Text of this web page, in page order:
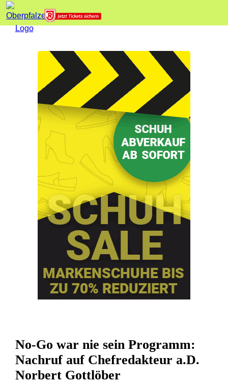
No-Go war nie sein Programm:
Nachruf auf Chefredakteur a.D.
Norbert Gottlöber